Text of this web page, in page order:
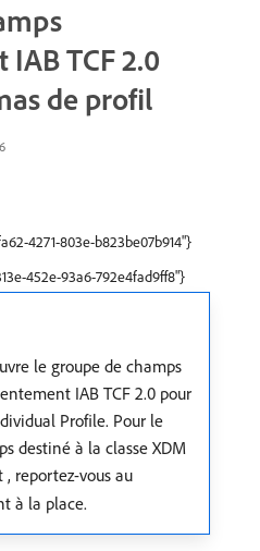
TCF 2.0
de profil
4271-803e-b823be07b914"}
452e-93a6-792e4fad9ff8"}
le groupe de champs
IAB TCF 2.0 pour
Profile. Pour le
destiné à la classe XDM
, reportez-vous au
à la place.